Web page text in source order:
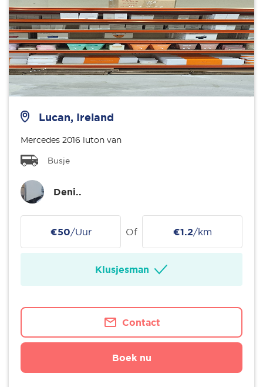
Lucan, Ireland
Mercedes 2016 luton van
Busje
Deni..
€50/Uur Of €1.2/km
Klusjesman
Contact
Boek nu